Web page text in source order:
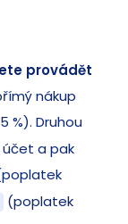
provádět
nákup
%). Druhou
a pak
(poplatek